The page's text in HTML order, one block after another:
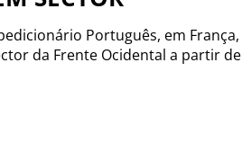
Português, em França,
da Frente Ocidental a partir de